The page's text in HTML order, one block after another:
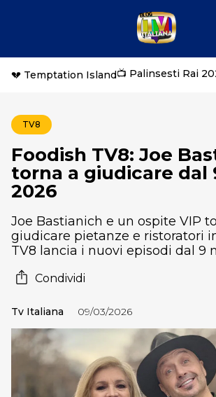
💔 Temptation Island📺 Palinsesti Rai
TV8
Foodish TV8: Joe
torna a giudicare dal
2026
Joe Bastianich e un ospite VIP
giudicare pietanze e ristoratori
TV8 lancia i nuovi episodi dal 9
Condividi
Tv Italiana 09/03/2026